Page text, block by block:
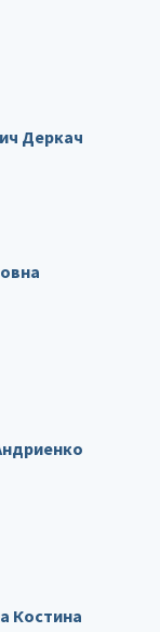
Деркач
Костина